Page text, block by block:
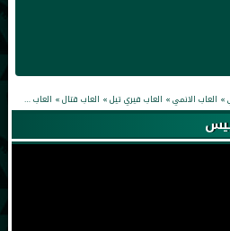
» العاب الانمي» العاب فيري تيل» العاب قتال» العاب ون بيس